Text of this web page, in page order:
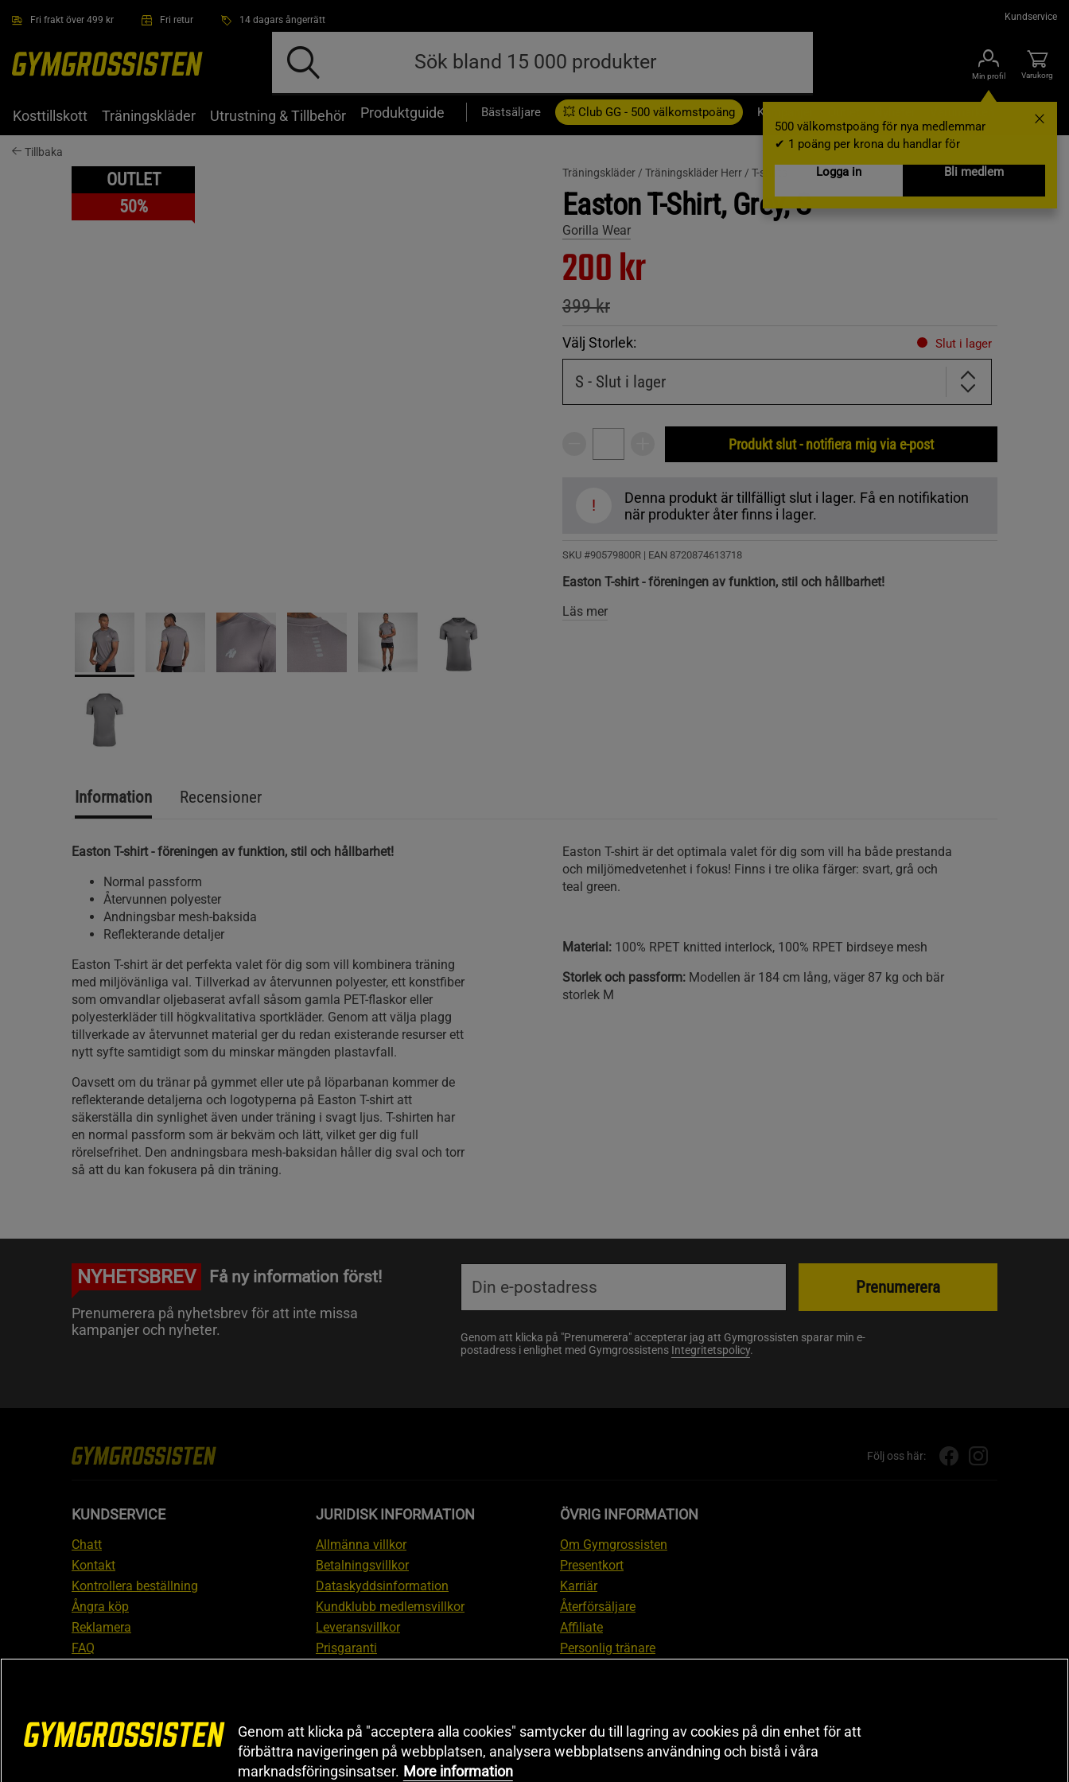
Fri frakt över 499 kr Fri retur 14 dagars ångerrätt Kundservice
Min profil
500 välkomstpoäng för nya medlemmar
✔ 1 poäng per krona du handlar för
Logga in
Bli medlem
Varukorg
Kosttillskott Träningskläder Utrustning & Tillbehör Produktguide Bästsäljare 💥 Club GG - 500 välkomstpoäng Kampanjer
Tillbaka
OUTLET
50%
Träningskläder / Träningskläder Herr / T-shirts
Easton T-Shirt, Grey, S
Gorilla Wear
200 kr
399 kr
Välj Storlek: Slut i lager
S - Slut i lager
Produkt slut - notifiera mig via e-post
!
Denna produkt är tillfälligt slut i lager. Få en notifikation
när produkter åter finns i lager.
SKU #90579800R | EAN 8720874613718
Easton T-shirt - föreningen av funktion, stil och hållbarhet!
Läs mer
Information Recensioner
Easton T-shirt - föreningen av funktion, stil och hållbarhet!
Normal passform
Återvunnen polyester
Andningsbar mesh-baksida
Reflekterande detaljer
Easton T-shirt är det perfekta valet för dig som vill kombinera träning
med miljövänliga val. Tillverkad av återvunnen polyester, ett konstfiber
som omvandlar oljebaserat avfall såsom gamla PET-flaskor eller
polyesterkläder till högkvalitativa sportkläder. Genom att välja plagg
tillverkade av återvunnet material ger du redan existerande resurser ett
nytt syfte samtidigt som du minskar mängden plastavfall.
Oavsett om du tränar på gymmet eller ute på löparbanan kommer de
reflekterande detaljerna och logotyperna på Easton T-shirt att
säkerställa din synlighet även under träning i svagt ljus. T-shirten har
en normal passform som är bekväm och lätt, vilket ger dig full
rörelsefrihet. Den andningsbara mesh-baksidan håller dig sval och torr
så att du kan fokusera på din träning.
Easton T-shirt är det optimala valet för dig som vill ha både prestanda
och miljömedvetenhet i fokus! Finns i tre olika färger: svart, grå och
teal green.
Material: 100% RPET knitted interlock, 100% RPET birdseye mesh
Storlek och passform:Modellen är 184 cm lång, väger 87 kg och bär
storlek M
NYHETSBREV Få ny information först!
Prenumerera på nyhetsbrev för att inte missa
kampanjer och nyheter.
Genom att klicka på "Prenumerera" accepterar jag att Gymgrossisten sparar min e-
postadress i enlighet med Gymgrossistens Integritetspolicy.
Prenumerera
Följ oss här:
KUNDSERVICE
Chatt
Kontakt
Kontrollera beställning
Ångra köp
Reklamera
FAQ
JURIDISK INFORMATION
Allmänna villkor
Betalningsvillkor
Dataskyddsinformation
Kundklubb medlemsvillkor
Leveransvillkor
Prisgaranti
ÖVRIG INFORMATION
Om Gymgrossisten
Presentkort
Karriär
Återförsäljare
Affiliate
Personlig tränare
Black Friday
Artiklar & Övningar
Genom att klicka på "acceptera alla cookies" samtycker du till lagring av cookies på din enhet för att
förbättra navigeringen på webbplatsen, analysera webbplatsens användning och bistå i våra
marknadsföringsinsatser. More information